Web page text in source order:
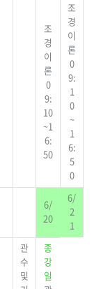
조
경
이
론
0
9:
10
~1
6:
50
조
경
이
론
0
9:
1
0
~
1
6:
5
0
6/
20
6/
2
1
관
수
및
종
강
일